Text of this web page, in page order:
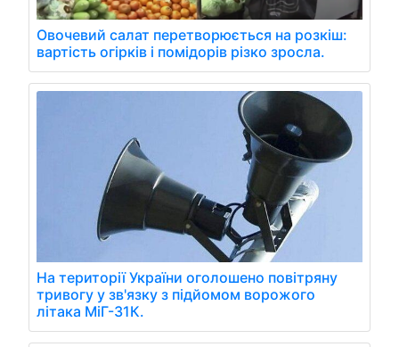
Овочевий салат перетворюється на розкіш:
вартість огірків і помідорів різко зросла.
На території України оголошено повітряну
тривогу у зв'язку з підйомом ворожого
літака МіГ-31К.